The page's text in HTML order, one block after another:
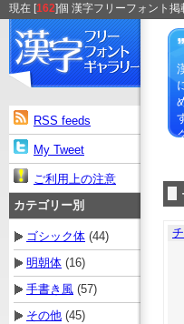
現在 [162]個 漢字フリーフォント掲
RSS feeds
My Tweet
ご利用上の注意
カテゴリー別
ゴシック体 (44)
明朝体 (16)
手書き風 (57)
その他 (45)